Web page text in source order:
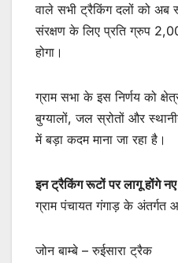
वाले सभी ट्रैकिंग दलों को अब
संरक्षण के लिए प्रति ग्रुप
होगा।
ग्राम सभा के इस निर्णय को
बुग्यालों, जल स्रोतों और
में बड़ा कदम माना जा रहा है।
इन ट्रैकिंग रूटों पर लागू होंगे
ग्राम पंचायत गंगाड़ के अंतर्गत
जोन बाम्बे – रुईसारा ट्रैक